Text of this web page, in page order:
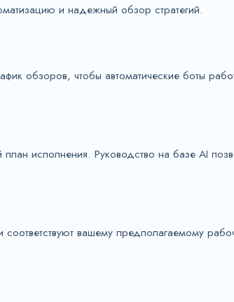
и надежный обзор стратегий.
обзоров, чтобы автоматические боты
исполнения. Руководство на базе AI
вашему предполагаемому